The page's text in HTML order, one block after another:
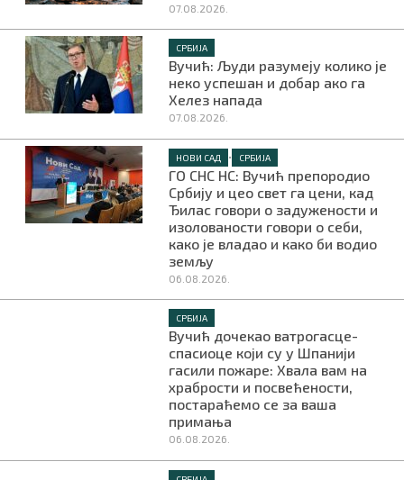
07.08.2026.
СРБИЈА
Вучић: Људи разумеју колико је
неко успешан и добар ако га
Хелез напада
07.08.2026.
НОВИ САД • СРБИЈА
ГО СНС НС: Вучић препородио
Србију и цео свет га цени, кад
Ђилас говори о задужености и
изолованости говори о себи,
како је владао и како би водио
земљу
06.08.2026.
СРБИЈА
Вучић дочекао ватрогасце-
спасиоце који су у Шпанији
гасили пожаре: Хвала вам на
храбрости и посвећености,
постараћемо се за ваша
примања
06.08.2026.